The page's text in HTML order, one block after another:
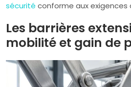
sécurité conforme aux exigences
Les barrières
mobilité et gain de